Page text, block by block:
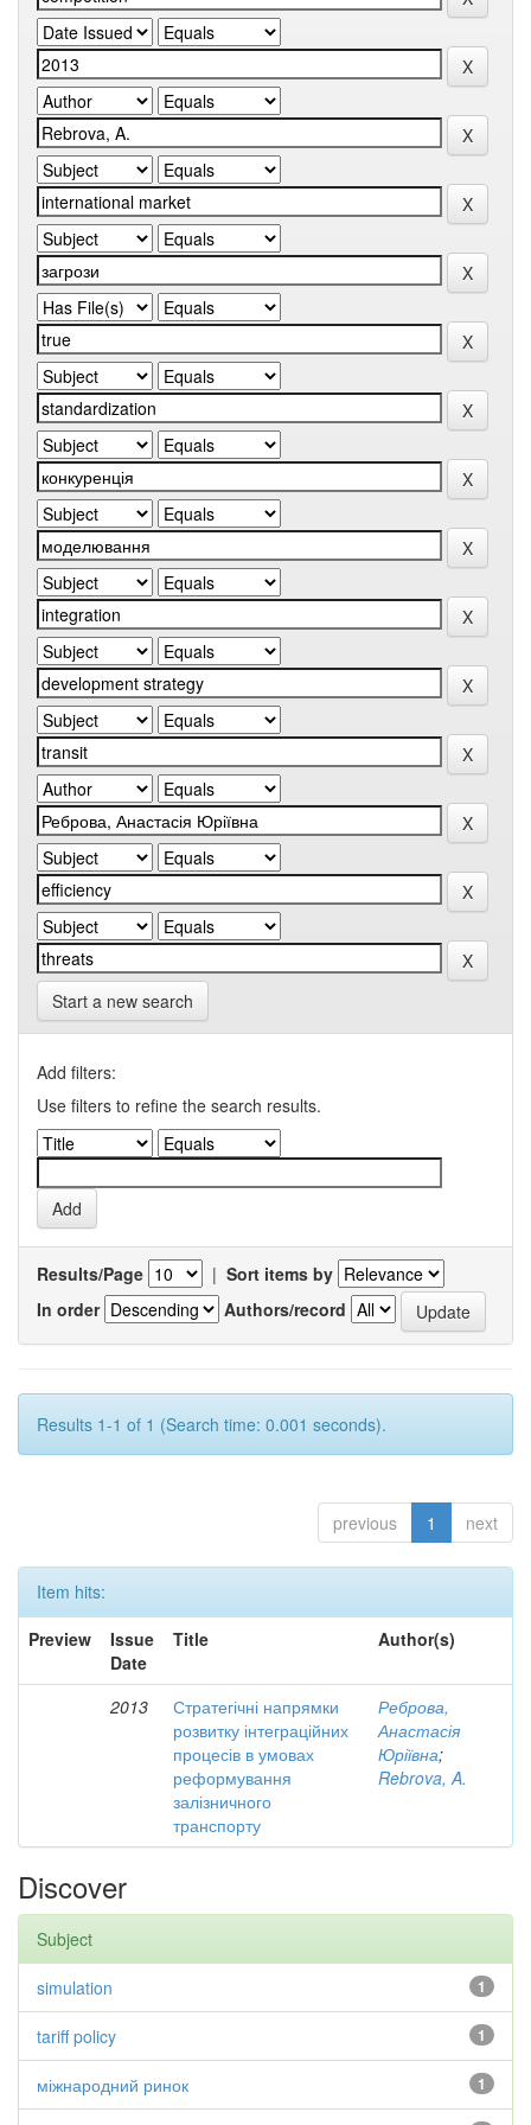
Start a new search
Add filters:
Use filters to refine the search results.
Results/Page | Sort items by
In order
Authors/record
Results 1-1 of 1 (Search time: 0.001 seconds).
previous 1 next
Item hits:
Preview
Issue
Date
Title Author(s)
2013
Стратегічні напрямки
розвитку інтеграційних
процесів в умовах
реформування
залізничного
транспорту
Реброва,
Анастасія
Юріївна;
Rebrova, A.
Discover
Subject
1
simulation
1
tariff policy
1
міжнародний ринок